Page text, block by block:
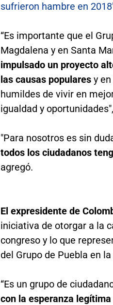
sufrieron hambre en
“Es importante que el
Magdalena y en Santa
impulsado un proyecto
las causas popularesy en
humildes de vivir en
igualdad y
"Para nosotros es sin
todos los ciudadanos
agregó.
El expresidente de
iniciativa de otorgar a la
congreso y lo que
del Grupo de Puebla en
“Es un grupo de
con la esperanza